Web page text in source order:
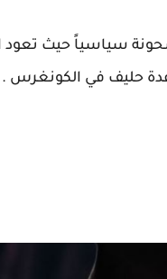
سياسياً حيث تعود
حليف في الكونغرس .